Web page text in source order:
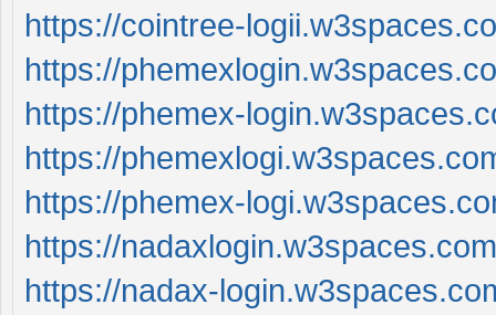
https://cointree-
https://
https://phemex-
https://
https://phemex-
https://
https://nadax-